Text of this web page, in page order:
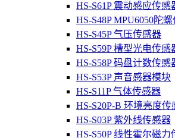
HS-S61P 震动感应传感
HS-S48P MPU6050陀
HS-S45P 气压传感器
HS-S59P 槽型光电传感
HS-S58P 码盘计数传感
HS-S53P 声音感器模块
HS-S11P 气体传感器
HS-S20P-B 环境亮度传
HS-S03P 紫外线传感器
HS-S50P 线性霍尔磁力